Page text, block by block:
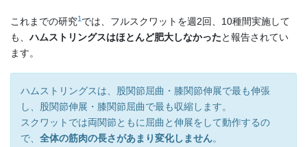
これまでの研究1 では、フルスクワットを週2回、10種間実施して
も、ハムストリングスはほとんど肥大しなかったと報告されてい
ます。
ハムストリングスは、股関節屈曲・膝関節伸展で最も伸張
し、股関節伸展・膝関節屈曲で最も収縮します。
スクワットでは両関節ともに屈曲と伸展をして動作するの
で、 全体の筋肉の長さがあまり変化しません。